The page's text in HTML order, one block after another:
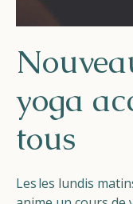
yoga
tous
Lesles lundis